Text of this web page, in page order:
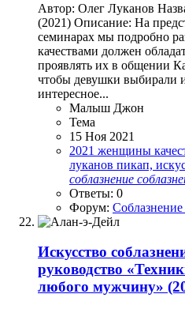
Автор: Олег Луканов
(2021) Описание: На
семинарах мы подробно
качествами должен
проявлять их в общении
чтобы девушки выбирали
интересное...
Малыш Джон
Тема
15 Ноя 2021
2021 женщины
луканов пикап,
соблазнение
Ответы: 0
Форум:
Искусство
руководство
любого мужчину»